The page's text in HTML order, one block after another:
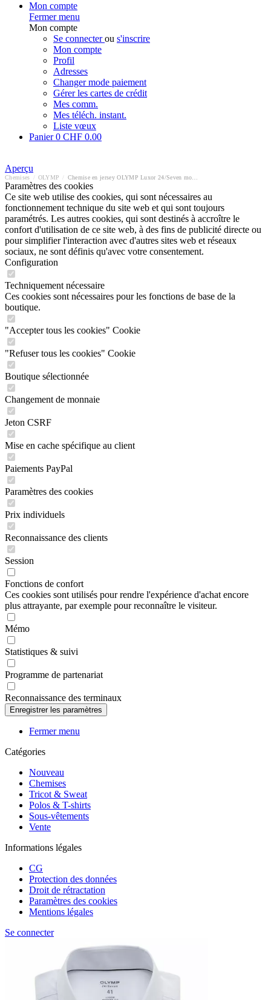
Mon compte
Fermer menu
Mon compte
Se connecterou s'inscrire
Mon compte
Profil
Adresses
Changer mode paiement
Gérer les cartes de crédit
Mes comm.
Mes téléch. instant.
Liste vœux
Panier0 CHF 0.00
Aperçu
Chemises OLYMP
Paramètres des cookies
Ce site web utilise des cookies, qui sont nécessaires au
fonctionnement technique du site web et qui sont toujours
paramétrés. Les autres cookies, qui sont destinés à accroître le
confort d'utilisation de ce site web, à des fins de publicité directe ou
pour simplifier l'interaction avec d'autres sites web et réseaux
sociaux, ne sont définis qu'avec votre consentement.
Configuration
Techniquement nécessaire
Ces cookies sont nécessaires pour les fonctions de base de la
boutique.
"Accepter tous les cookies" Cookie
"Refuser tous les cookies" Cookie
Boutique sélectionnée
Changement de monnaie
Jeton CSRF
Mise en cache spécifique au client
Paiements PayPal
Paramètres des cookies
Prix individuels
Reconnaissance des clients
Session
Fonctions de confort
Ces cookies sont utilisés pour rendre l'expérience d'achat encore
plus attrayante, par exemple pour reconnaître le visiteur.
Mémo
Statistiques & suivi
Programme de partenariat
Reconnaissance des terminaux
Fermer menu
Catégories
Nouveau
Chemises
Tricot & Sweat
Polos & T-shirts
Sous-vêtements
Vente
Informations légales
CG
Protection des données
Droit de rétractation
Paramètres des cookies
Mentions légales
Se connecter